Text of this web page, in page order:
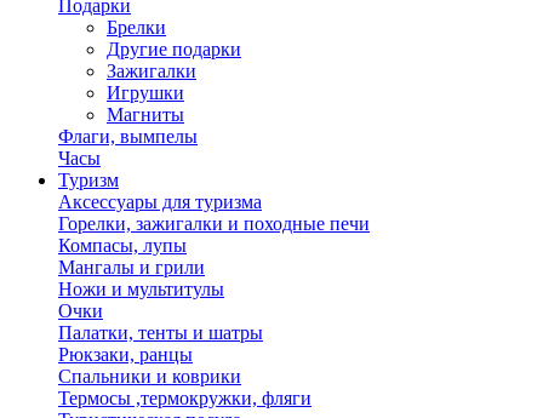
Подарки
Брелки
Другие подарки
Зажигалки
Игрушки
Магниты
Флаги, вымпелы
Часы
Туризм
Аксессуары для туризма
Горелки, зажигалки и походные печи
Компасы, лупы
Мангалы и грили
Ножи и мультитулы
Очки
Палатки, тенты и шатры
Рюкзаки, ранцы
Спальники и коврики
Термосы ,термокружки, фляги